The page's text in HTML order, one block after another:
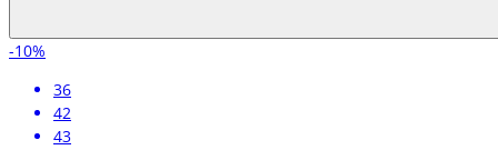
-10%
36
42
43